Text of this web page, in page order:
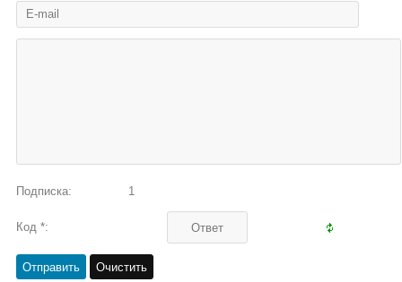
Подписка: 1
Код *: